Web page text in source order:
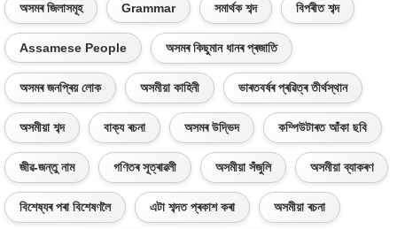
অসমৰ জিলাসমূহ Grammar সমাৰ্থক শব্দ বিপৰীত শব্দ
Assamese People অসমৰ কিছুমান ধানৰ প্ৰজাতি
অসমৰ জনপ্ৰিয় লোক অসমীয়া কাহিনী ভাৰতবৰ্ষৰ প্ৰৱিত্ৰ তীৰ্থস্থান
অসমীয়া শব্দ বাক্য ৰচনা অসমৰ উদ্ভিদ কম্পিউটাৰত আঁকা ছবি
জীৱ-জন্তু নাম গণিতৰ সূত্ৰাৱলী অসমীয়া সঁজুলি অসমীয়া ব্যাকৰণ
বিশেষ্যৰ পৰা বিশেষণলৈ এটা শব্দত প্ৰকাশ কৰা অসমীয়া ৰচনা